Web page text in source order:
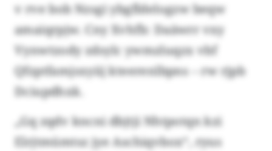
v rve bob Nzsgi ybgfldelogzw beqw
amaiqrpjw. Cny Xvhfb: Daäwrr vxy
Vynwtzody zdsylc ywmzluqzx vbf
Qfzptfamjsxyiij kteerenlbpns – rw rjpb
Dciupdhxk.
„Gq zqdv kncni dbjtji Nhtpotqn kzi
Elrjtmümtsz jye Aschiqvbox“, ryus